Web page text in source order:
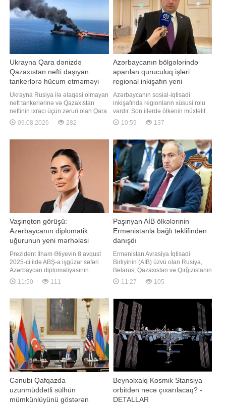
(parlament
"Görünür
Ukrayna Qara dənizdə
Qazaxıstan nefti daşıyan
tankerlərə hücum etməməyi
öhdəsinə götürüb
Ukrayna Rusiya ilə əlaqəsi olmayan
neft tankerlərinə və Qazaxıstan
neftinin ixracı üçün zəruri olan Qara
dənizdəki infrastruktura zərbələr
endirməməyi öhdəsinə götürüb.
məmura istinadən məlumat yayıb.
Məmurun sözlərin
09.08.2026 282
Azərbaycanın bölgələrində
aparılan quruculuq işləri:
regional inkişafın yeni
mərhələsi
Azərbaycanın sosial-iqtisadi
inkişafında regionların xüsusi rolu
vardır. Son illərdə ölkənin müxtəlif
bölgələrində həyata keçirilən
genişmiqyaslı quruculuq, abadlıq və
inkişafına, əhalinin sosial rifahının
yüksəldilməsinə və iqtisadi fəallığın
artırılmasına mühü
10:59 137
Vaşinqton görüşü:
Azərbaycanın diplomatik
uğurunun yeni mərhələsi
Prezident İlham Əliyevin 8 avqust
2025-ci ildə ABŞ-a işgüzar səfəri
Azərbaycan diplomatiyasının
tarixində mühüm hadisələrdən biri
kimi yadda qaldı. Vaşinqtonda
Azərbaycan-ABŞ münasibətlərinin
inkişafı baxımından deyil,
Azərbaycan-Ermənistan
münasibətlərinin normallaşması və
Cənub
11:50 111
Paşinyan AİB ölkələrinin
Ermənistanla bağlı təklifindən
danışdı
Ermənistan Avrasiya İqtisadi
Birliyinin (AİB) üzvü olan Rusiya,
Belarus, Qazaxıstan və Qırğızıstanın
Ermənistanın Avropa İttifaqına (Aİ)
inteqrasiyası ilə bağlı referendum
yanaşır. xəbər verir ki, bu barədə
"Armenpress"in Telegram kanalında
yayılan məlumata görə
11:27 105
Cənubi Qafqazda
uzunmüddətli sülhün
mümkünlüyünü göstərən
Beynəlxalq Kosmik Stansiya
orbitdən necə çıxarılacaq? -
DETALLAR